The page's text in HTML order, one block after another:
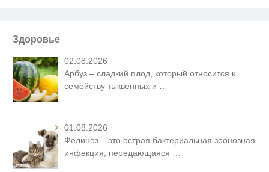
Здоровье
02.08.2026
Арбуз – сладкий плод, который относится к
семейству тыквенных и
01.08.2026
Фелиноз – это острая бактериальная зоонозная
инфекция, передающаяся